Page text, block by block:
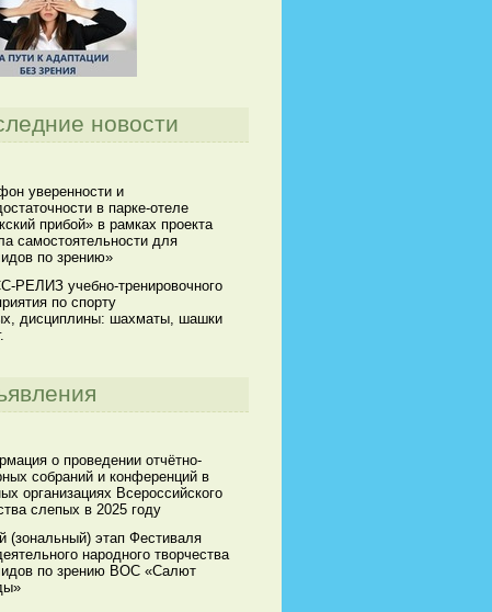
новости
уверенности и
в парке-отеле
прибой» в рамках проекта
самостоятельности для
по зрению»
РЕЛИЗ учебно-тренировочного
по спорту
дисциплины: шахматы, шашки
о проведении отчётно-
собраний и конференций в
организациях Всероссийского
слепых в 2025 году
(зональный) этап Фестиваля
народного творчества
по зрению ВОС «Салют